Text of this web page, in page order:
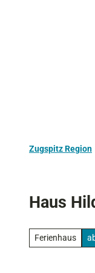
Zugspitz Region
Haus
Ferienhaus